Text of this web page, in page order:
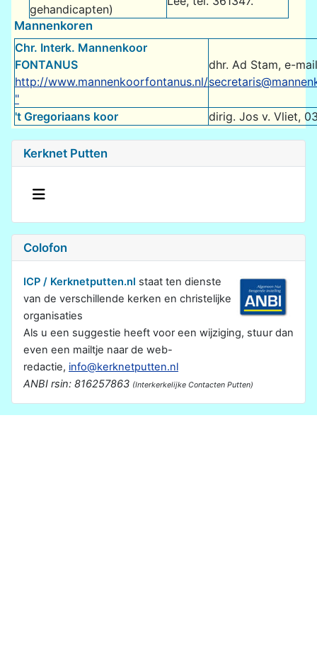
Kerknet Putten
Colofon
ICP / Kerknetputten.nl staat ten dienste
van de verschillende kerken en christelijke
organisaties
Als u een suggestie heeft voor een wijziging, stuur dan
even een mailtje naar de web-
redactie, info@kerknetputten.nl
ANBI rsin: 816257863 (Interkerkelijke Contacten Putten)
gehandicapten)
Mannenkoren
Chr. Interk. Mannenkoor
FONTANUS
http://www.mannenkoorfontanus.nl/
"
dhr. Ad Stam, e-
't Gregoriaans koor dirig. Jos v. Vliet,